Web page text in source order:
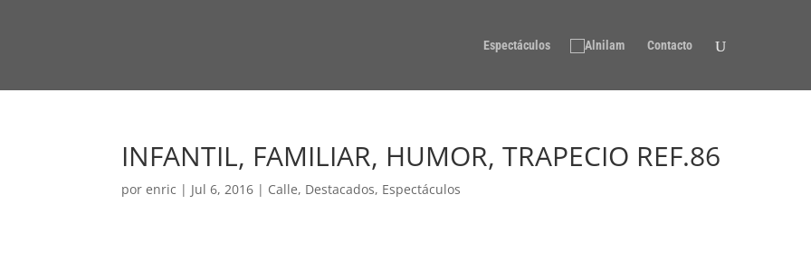
Espectáculos Contacto
INFANTIL, FAMILIAR, HUMOR, TRAPECIO REF.86
porenric | Jul 6, 2016 | Calle, Destacados, Espectáculos